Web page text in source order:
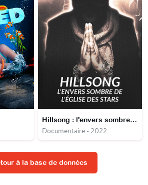
Hillsong : l'envers sombre de l'église des stars
Documentaire • 2022
à la base de données